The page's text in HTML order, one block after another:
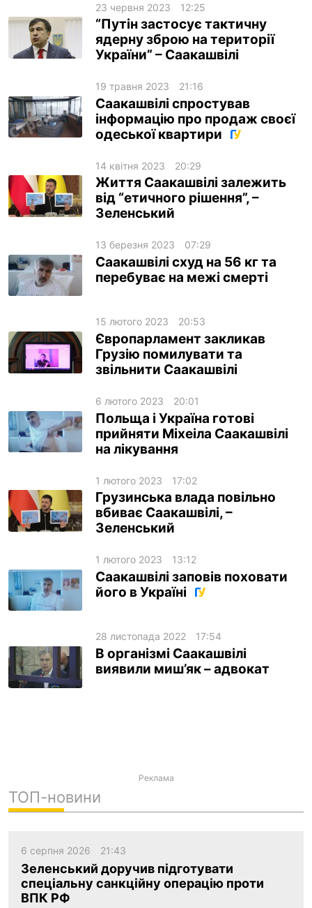
23 червня 2023 12:25
“Путін застосує тактичну
ядерну зброю на території
України” – Саакашвілі
19 травня 2023 21:16
Саакашвілі спростував
інформацію про продаж своєї
одеської квартири
14 квітня 2023 20:29
Життя Саакашвілі залежить
від “етичного рішення”, –
Зеленський
13 березня 2023 07:29
Саакашвілі схуд на 56 кг та
перебуває на межі смерті
15 лютого 2023 20:53
Європарламент закликав
Грузію помилувати та
звільнити Саакашвілі
6 лютого 2023 20:01
Польща і Україна готові
прийняти Міхеіла Саакашвілі
на лікування
1 лютого 2023 17:02
Грузинська влада повільно
вбиває Саакашвілі, –
Зеленський
1 лютого 2023 13:12
Саакашвілі заповів поховати
його в Україні
28 листопада 2022 17:54
В організмі Саакашвілі
виявили миш’як – адвокат
Реклама
ТОП-новини
6 серпня 2026 21:43
Зеленський доручив підготувати
спеціальну санкційну операцію проти
ВПК РФ